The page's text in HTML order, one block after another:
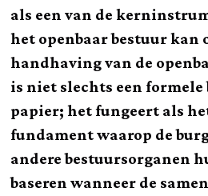
als een van de
het openbaar bestuur kan
handhaving van de
is niet slechts een formele
papier; het fungeert als
fundament waarop de
andere bestuursorganen
baseren wanneer de